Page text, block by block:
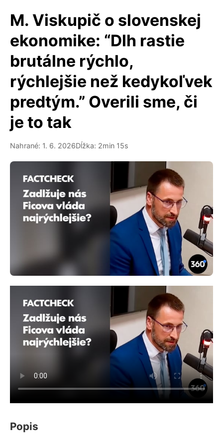
M. Viskupič o slovenskej
ekonomike: “Dlh rastie
brutálne rýchlo,
rýchlejšie než kedykoľvek
predtým.” Overili sme, či
je to tak
Nahrané: 1. 6. 2026Dĺžka: 2min 15s
Popis